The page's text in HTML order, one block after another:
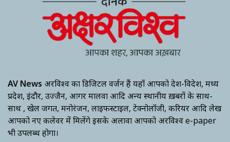
AV News अक्षरविश्व का डिजिटल वर्जन हैं यहाँ आपको देश-विदेश, मध्य
प्रदेश, इंदौर, उज्जैन, आगर मालवा आदि अन्य स्थानीय ख़बरों के साथ-
साथ , खेल जगत, मनोरंजन, लाइफस्टाइल, टेक्नोलॉजी, करियर आदि लेख
आपको नए कलेवर में मिलेंगे इसके अलावा आपको अक्षरविश्व e-paper
भी उपलब्ध होगा।